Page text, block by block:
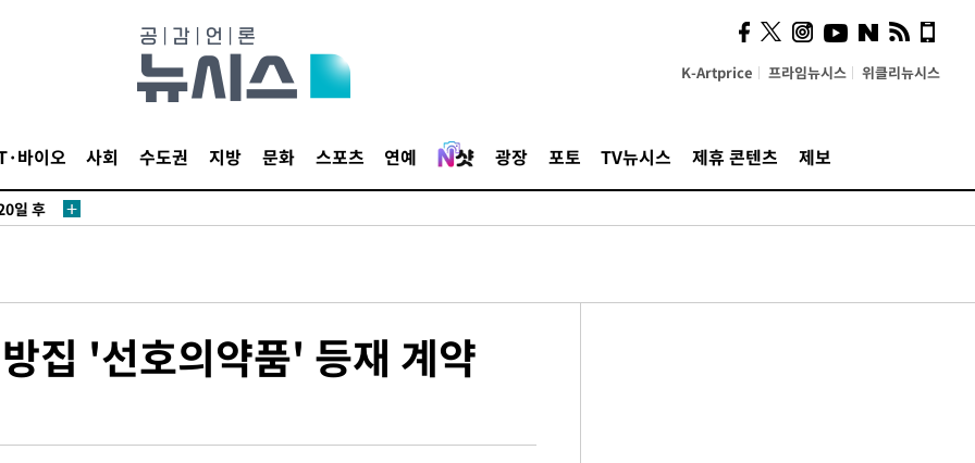
K-Artprice 프라임뉴시스 위클리뉴시스
바이오 사회 수도권 지방 문화 스포츠 연예 광장 포토 TV뉴시스 제휴 콘텐츠 제보
서 두차
일 후집 '선호의약품' 등재 계약